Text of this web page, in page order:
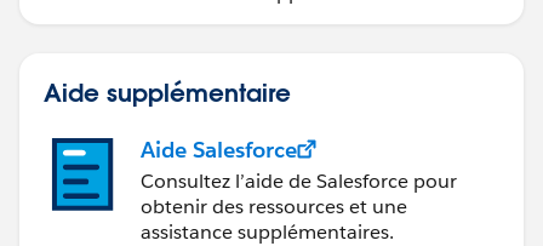
Aide supplémentaire
Aide Salesforce
Consultez l’aide de Salesforce pour
obtenir des ressources et une
assistance supplémentaires.